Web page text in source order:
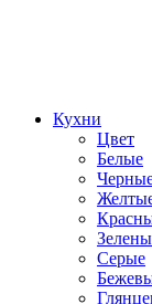
Кухни
Цвет
Белые
Серые